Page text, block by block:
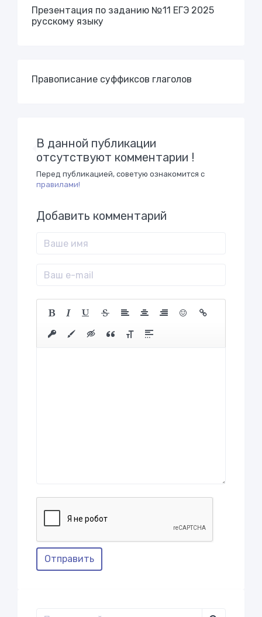
Презентация по заданию №11 ЕГЭ 2025
русскому языку
Правописание суффиксов глаголов
В данной публикации
отсутствуют комментарии !
Перед публикацией, советую ознакомится с
правилами!
Добавить комментарий
Отправить